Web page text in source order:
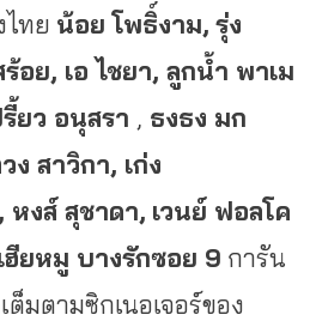
ไทย น้อย โพธิ์งาม, รุ่ง
อย, เอ ไชยา, ลูกน้ำ พาเม
รี้ยว อนุสรา , ธงธง มก
ง สาวิกา, เก่ง
หงส์ สุชาดา, เวนย์ ฟอลโค
ฮียหมู บางรักซอย 9 การัน
มตามซิกเนอเจอร์ของ